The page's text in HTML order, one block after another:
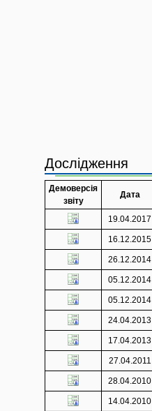
Дослідження
Демоверсія
звіту
Дата
19.04.2017
16.12.2015
26.12.2014
05.12.2014
05.12.2014
24.04.2013
17.04.2013
27.04.2011
28.04.2010
14.04.2010